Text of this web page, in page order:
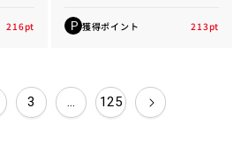
216pt P 獲得ポイント 213pt
3 … 125